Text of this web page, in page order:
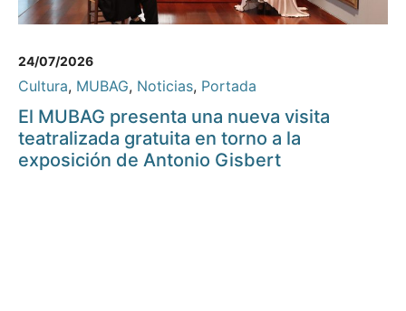
24/07/2026
Cultura, MUBAG, Noticias, Portada
El MUBAG presenta una nueva visita
teatralizada gratuita en torno a la
exposición de Antonio Gisbert